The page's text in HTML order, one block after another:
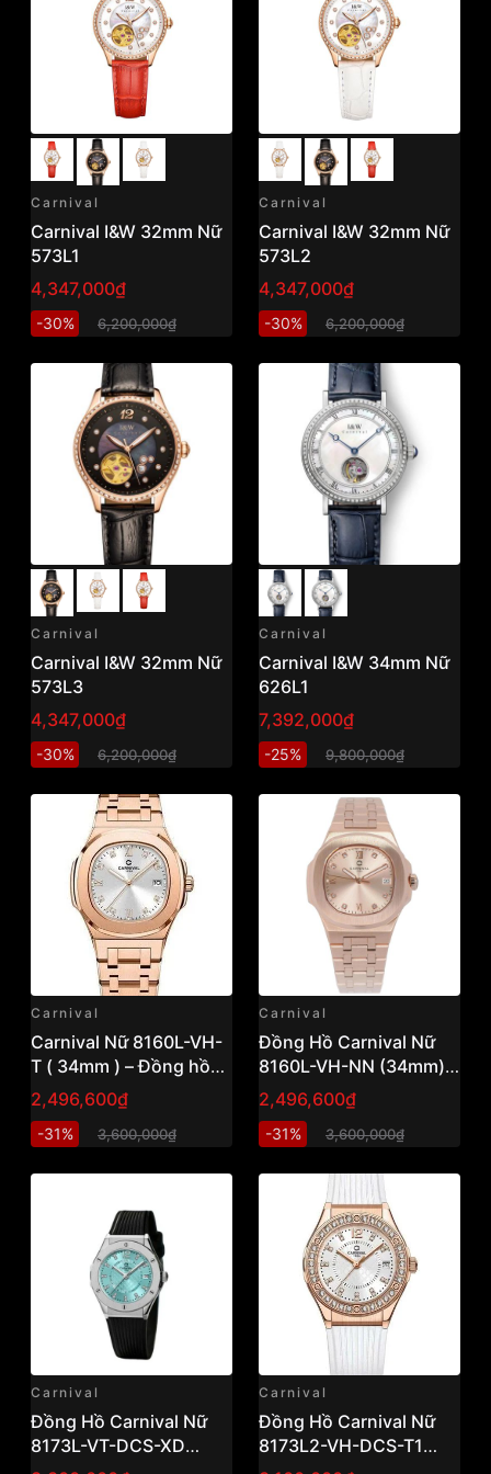
Carnival
Carnival I&W 32mm Nữ
573L1
4,347,000₫
-30% 6,200,000₫
Carnival
Carnival I&W 32mm Nữ
573L2
4,347,000₫
-30% 6,200,000₫
Carnival
Carnival I&W 32mm Nữ
573L3
4,347,000₫
-30% 6,200,000₫
Carnival
Carnival I&W 34mm Nữ
626L1
7,392,000₫
-25% 9,800,000₫
Carnival
Carnival Nữ 8160L-VH-
T ( 34mm ) – Đồng hồ
nữ thanh lịch, thiết kế
tinh tế dễ đeo
2,496,600₫
-31% 3,600,000₫
Carnival
Đồng Hồ Carnival Nữ
8160L-VH-NN (34mm) –
Dress Watch thanh lịch,
thiết kế tinh tế cho phái
đẹp
2,496,600₫
-31% 3,600,000₫
Carnival
Đồng Hồ Carnival Nữ
8173L-VT-DCS-XD
(31mm) – Dress Watch
Carnival
Đồng Hồ Carnival Nữ
8173L2-VH-DCS-T1
(34mm) – Dress Watch